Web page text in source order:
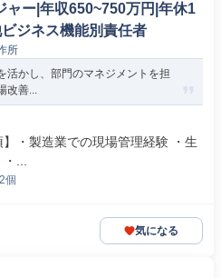
ャー|年収650~750万円|年休1
ジネス機能別責任者
所
活かし、部門のマネジメントを担
改善...
・製造業での現場管理経験 ・生
...
個
気になる